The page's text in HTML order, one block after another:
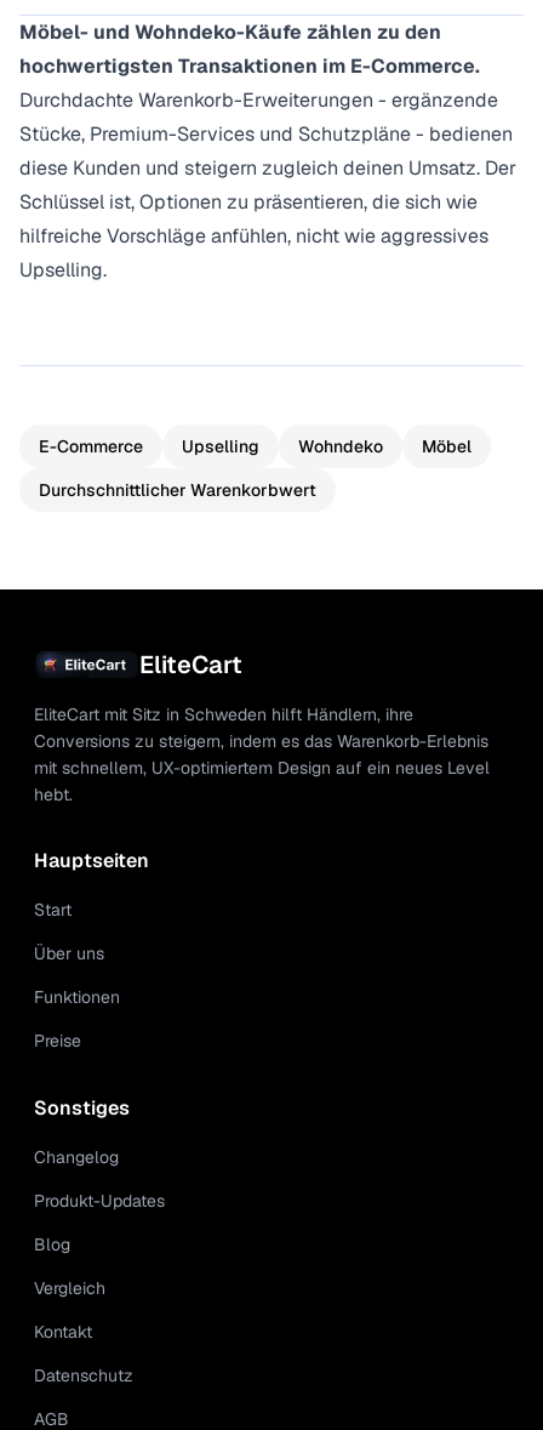
Möbel- und Wohndeko-Käufe zählen zu den
hochwertigsten Transaktionen im E-Commerce.
Durchdachte Warenkorb-Erweiterungen - ergänzende
Stücke, Premium-Services und Schutzpläne - bedienen
diese Kunden und steigern zugleich deinen Umsatz. Der
Schlüssel ist, Optionen zu präsentieren, die sich wie
hilfreiche Vorschläge anfühlen, nicht wie aggressives
Upselling.
E-Commerce Upselling Wohndeko
Möbel
Durchschnittlicher Warenkorbwert
EliteCart
EliteCart mit Sitz in Schweden hilft Händlern, ihre
Conversions zu steigern, indem es das Warenkorb-Erlebnis
mit schnellem, UX-optimiertem Design auf ein neues Level
hebt.
Hauptseiten
Start
Über uns
Funktionen
Preise
Sonstiges
Changelog
Produkt-Updates
Blog
Vergleich
Kontakt
Datenschutz
AGB